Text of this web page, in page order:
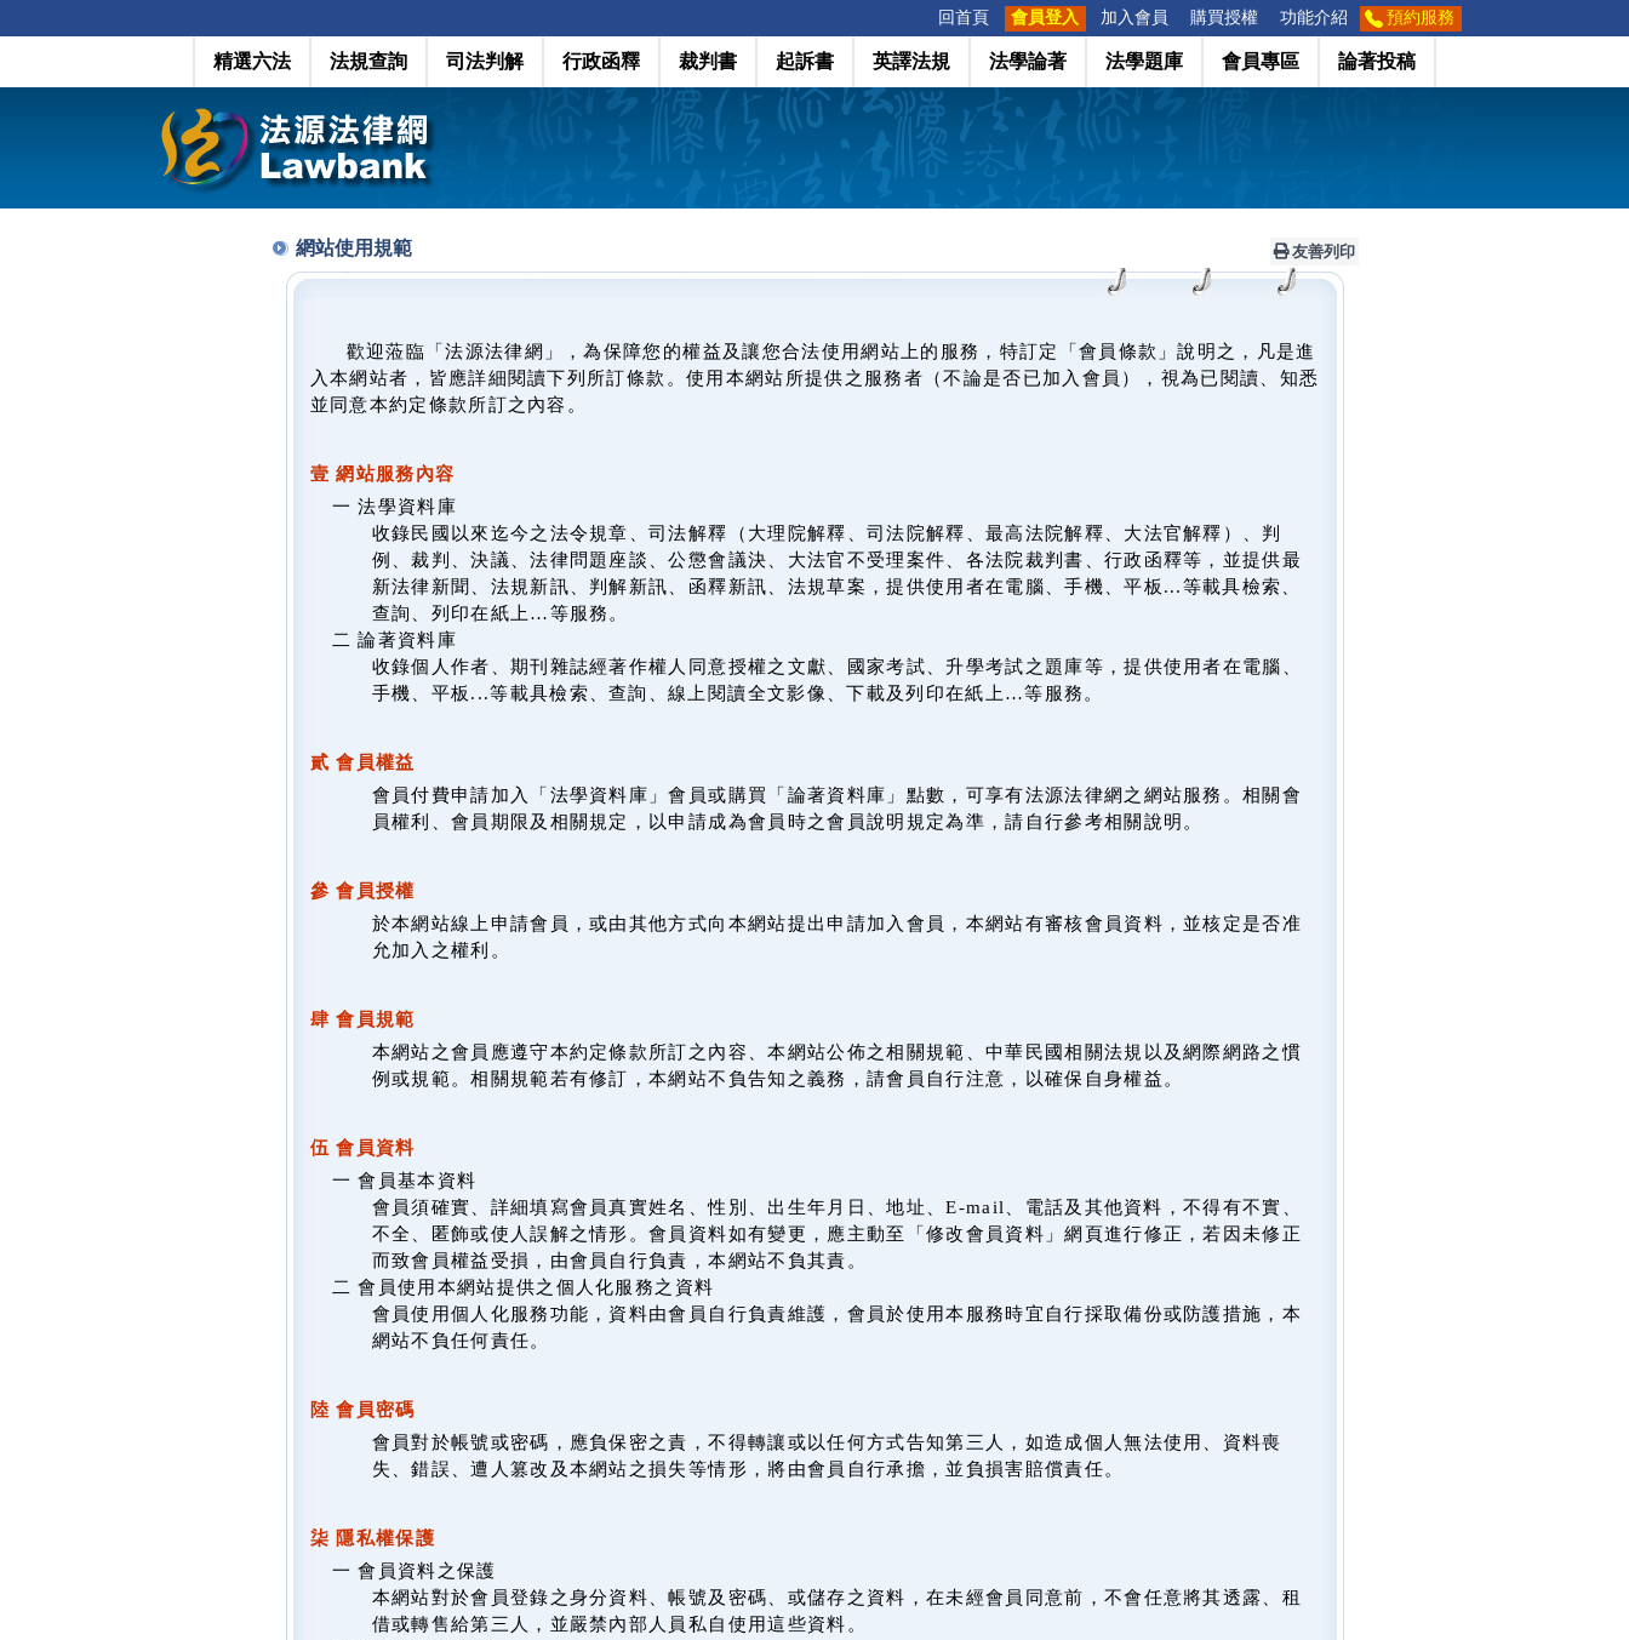
回首頁 會員登入 加入會員 購買授權 功能介紹 預約服務
精選六法 法規查詢 司法判解 行政函釋 裁判書 起訴書 英譯法規 法學論著 法學題庫 會員專區 論著投稿
網站使用規範 友善列印
歡迎蒞臨「法源法律網」，為保障您的權益及讓您合法使用網站上的服務，特訂定「會員條款」說明之，凡是進
入本網站者，皆應詳細閱讀下列所訂條款。使用本網站所提供之服務者（不論是否已加入會員），視為已閱讀、知悉
並同意本約定條款所訂之內容。
壹 網站服務內容
一 法學資料庫
收錄民國以來迄今之法令規章、司法解釋（大理院解釋、司法院解釋、最高法院解釋、大法官解釋）、判
例、裁判、決議、法律問題座談、公懲會議決、大法官不受理案件、各法院裁判書、行政函釋等，並提供最
新法律新聞、法規新訊、判解新訊、函釋新訊、法規草案，提供使用者在電腦、手機、平板...等載具檢索、
查詢、列印在紙上…等服務。
二 論著資料庫
收錄個人作者、期刊雜誌經著作權人同意授權之文獻、國家考試、升學考試之題庫等，提供使用者在電腦、
手機、平板...等載具檢索、查詢、線上閱讀全文影像、下載及列印在紙上…等服務。
貳 會員權益
會員付費申請加入「法學資料庫」會員或購買「論著資料庫」點數，可享有法源法律網之網站服務。相關會
員權利、會員期限及相關規定，以申請成為會員時之會員說明規定為準，請自行參考相關說明。
參 會員授權
於本網站線上申請會員，或由其他方式向本網站提出申請加入會員，本網站有審核會員資料，並核定是否准
允加入之權利。
肆 會員規範
本網站之會員應遵守本約定條款所訂之內容、本網站公佈之相關規範、中華民國相關法規以及網際網路之慣
例或規範。相關規範若有修訂，本網站不負告知之義務，請會員自行注意，以確保自身權益。
伍 會員資料
一 會員基本資料
會員須確實、詳細填寫會員真實姓名、性別、出生年月日、地址、E-mail、電話及其他資料，不得有不實、
不全、匿飾或使人誤解之情形。會員資料如有變更，應主動至「修改會員資料」網頁進行修正，若因未修正
而致會員權益受損，由會員自行負責，本網站不負其責。
二 會員使用本網站提供之個人化服務之資料
會員使用個人化服務功能，資料由會員自行負責維護，會員於使用本服務時宜自行採取備份或防護措施，本
網站不負任何責任。
陸 會員密碼
會員對於帳號或密碼，應負保密之責，不得轉讓或以任何方式告知第三人，如造成個人無法使用、資料喪
失、錯誤、遭人篡改及本網站之損失等情形，將由會員自行承擔，並負損害賠償責任。
柒 隱私權保護
一 會員資料之保護
本網站對於會員登錄之身分資料、帳號及密碼、或儲存之資料，在未經會員同意前，不會任意將其透露、租
借或轉售給第三人，並嚴禁內部人員私自使用這些資料。